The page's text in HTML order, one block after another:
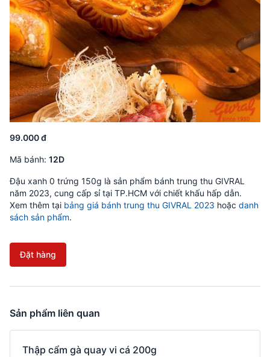
99.000 đ
Mã bánh: 12D
Đậu xanh 0 trứng 150g là sản phẩm bánh trung thu GIVRAL
năm 2023, cung cấp sỉ tại TP.HCM với chiết khấu hấp dẫn.
Xem thêm tại bảng giá bánh trung thu GIVRAL 2023 hoặc danh
sách sản phẩm.
Đặt hàng
Sản phẩm liên quan
Thập cẩm gà quay vi cá 200g